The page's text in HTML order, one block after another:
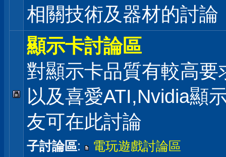
相關技術及器材的討論
顯示卡討論區
對顯示卡品質有較高要
以及喜愛ATI,Nvidia顯
友可在此討論
子討論區: 電玩遊戲討論區